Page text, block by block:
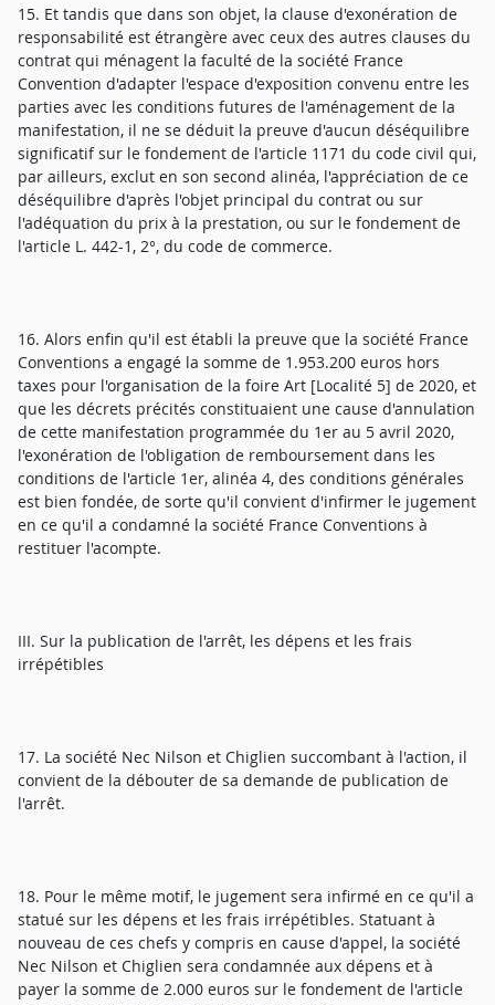
15. Et tandis que dans son objet, la clause d'exonération de
responsabilité est étrangère avec ceux des autres clauses du
contrat qui ménagent la faculté de la société France
Convention d'adapter l'espace d'exposition convenu entre les
parties avec les conditions futures de l'aménagement de la
manifestation, il ne se déduit la preuve d'aucun déséquilibre
significatif sur le fondement de l'article 1171 du code civil qui,
par ailleurs, exclut en son second alinéa, l'appréciation de ce
déséquilibre d'après l'objet principal du contrat ou sur
l'adéquation du prix à la prestation, ou sur le fondement de
l'article L. 442-1, 2°, du code de commerce.
16. Alors enfin qu'il est établi la preuve que la société France
Conventions a engagé la somme de 1.953.200 euros hors
taxes pour l'organisation de la foire Art [Localité 5] de 2020, et
que les décrets précités constituaient une cause d'annulation
de cette manifestation programmée du 1er au 5 avril 2020,
l'exonération de l'obligation de remboursement dans les
conditions de l'article 1er, alinéa 4, des conditions générales
est bien fondée, de sorte qu'il convient d'infirmer le jugement
en ce qu'il a condamné la société France Conventions à
restituer l'acompte.
III. Sur la publication de l'arrêt, les dépens et les frais
irrépétibles
17. La société Nec Nilson et Chiglien succombant à l'action, il
convient de la débouter de sa demande de publication de
l'arrêt.
18. Pour le même motif, le jugement sera infirmé en ce qu'il a
statué sur les dépens et les frais irrépétibles. Statuant à
nouveau de ces chefs y compris en cause d'appel, la société
Nec Nilson et Chiglien sera condamnée aux dépens et à
payer la somme de 2.000 euros sur le fondement de l'article